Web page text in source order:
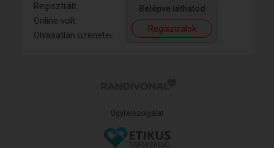
Regisztrált:
Online volt:
Olvasatlan üzenetei:
Belépve láthatod
Regisztrálok
Ügyfélszolgálat